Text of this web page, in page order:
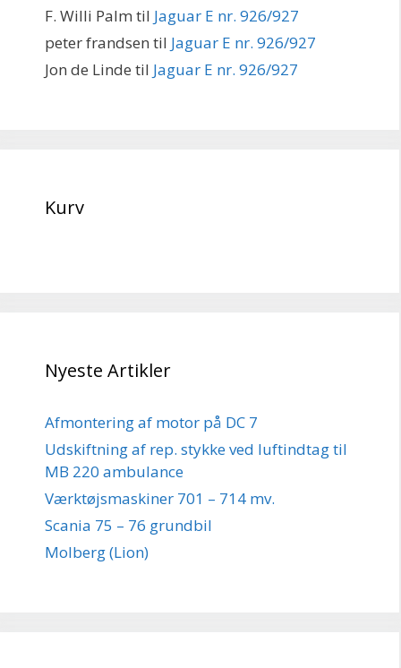
F. Willi Palm til Jaguar E nr. 926/927
peter frandsen til Jaguar E nr. 926/927
Jon de Linde til Jaguar E nr. 926/927
Kurv
Nyeste Artikler
Afmontering af motor på DC 7
Udskiftning af rep. stykke ved luftindtag til
MB 220 ambulance
Værktøjsmaskiner 701 – 714 mv.
Scania 75 – 76 grundbil
Molberg (Lion)